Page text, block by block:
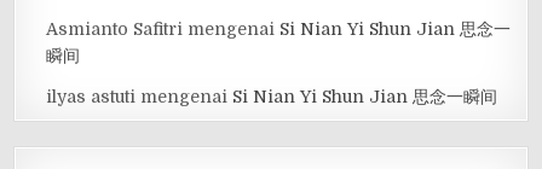
Asmianto Safitri mengenai Si Nian Yi Shun Jian 思念一
瞬间
ilyas astuti mengenai Si Nian Yi Shun Jian 思念一瞬间